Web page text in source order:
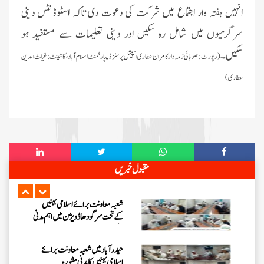
انہیں ہفتہ وار اجتماع میں شرکت کی دعوت دی تاکہ اسٹوڈنٹس دینی
سرگرمیوں میں شامل رہ سکیں اور دینی تعلیمات سے مستفید ہو
سکیں۔(رپورٹ:صوبائی زمہ دار کامران عطاری اسپیشل پرسنز ڈیپارٹمنٹ اسلام آباد ، کانٹینٹ:غیاث الدین
عطاری)
مقبول خبریں
فیضانِ مدینہ G-11، اسلام آباد میں
اسپیشل پرسنز کے لیے خصوصی حلقے کا
فیضانِ مدینہ ننکانہ میں 3 دن (25،
شعبہ معاونت برائے اسلامی بہنیں
کے تحت سرگودھا ڈویژن میں اہم مدنی
حیدرآباد میں شعبہ معاونت برائے